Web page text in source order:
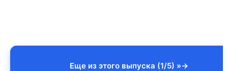
Еще из этого выпуска (1/5) »